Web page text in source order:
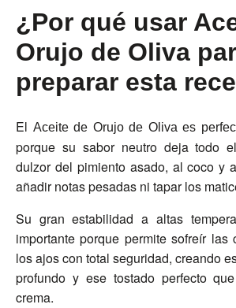
¿Por qué usar
Orujo de Oliva
preparar esta
El Aceite de Orujo de Oliva es
porque su sabor neutro deja todo
dulzor del pimiento asado, al coco y
añadir notas pesadas ni tapar los
Su gran estabilidad a altas
importante porque permite sofreír las
los ajos con total seguridad, creando
profundo y ese tostado perfecto
crema.